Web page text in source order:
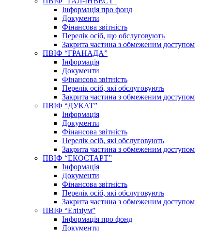
Інформація про фонд
Документи
Фінансова звітність
Перелік осіб, що обслуговують
Закрита частина з обмеженим доступом
ПВІФ “ГРАНАДА”
Інформація
Документи
Фінансова звітність
Перелік осіб, які обслуговують
Закрита частина з обмеженим доступом
ПВІФ “ДУКАТ”
Інформація
Документи
Фінансова звітність
Перелік осіб, які обслуговують
Закрита частина з обмеженим доступом
ПВІФ “ЕКОСТАРТ”
Інформація
Документи
Фінансова звітність
Перелік осіб, які обслуговують
Закрита частина з обмеженим доступом
ПВІФ “Елізіум”
Інформація про фонд
Документи